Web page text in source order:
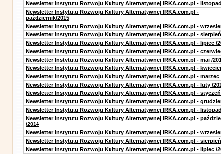
Newsletter Instytutu Rozwoju Kultury Alternatywnej IRKA.com.pl -
Newsletter Instytutu Rozwoju Kultury Alternatywnej IRKA.com.pl -
październik/2015
Newsletter Instytutu Rozwoju Kultury Alternatywnej IRKA.com.pl -
Newsletter Instytutu Rozwoju Kultury Alternatywnej IRKA.com.pl -
Newsletter Instytutu Rozwoju Kultury Alternatywnej IRKA.com.pl - lipiec /
Newsletter Instytutu Rozwoju Kultury Alternatywnej IRKA.com.pl -
Newsletter Instytutu Rozwoju Kultury Alternatywnej IRKA.com.pl - maj /
Newsletter Instytutu Rozwoju Kultury Alternatywnej IRKA.com.pl -
Newsletter Instytutu Rozwoju Kultury Alternatywnej IRKA.com.pl - marzec
Newsletter Instytutu Rozwoju Kultury Alternatywnej IRKA.com.pl - luty /
Newsletter Instytutu Rozwoju Kultury Alternatywnej IRKA.com.pl - styczeń
Newsletter Instytutu Rozwoju Kultury Alternatywnej IRKA.com.pl -
Newsletter Instytutu Rozwoju Kultury Alternatywnej IRKA.com.pl - listopad
Newsletter Instytutu Rozwoju Kultury Alternatywnej IRKA.com.pl -
/2014
Newsletter Instytutu Rozwoju Kultury Alternatywnej IRKA.com.pl -
Newsletter Instytutu Rozwoju Kultury Alternatywnej IRKA.com.pl - sierpień
Newsletter Instytutu Rozwoju Kultury Alternatywnej IRKA.com.pl - lipiec /